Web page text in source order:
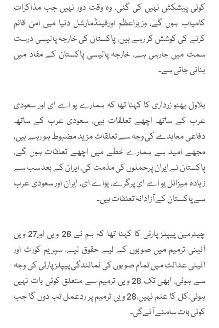
کوئی پیشکش نہیں کی گئی، وہ وقت دور نہیں جب مذاکرات
کامیاب ہوں گے، وزیراعظم اورفیلڈمارشل دنیا میں امن قائم
کرنے کی کوشش کر رہے ہیں، پاکستان کی خارجہ پالیسی درست
سمت میں جارہی ہے، خارجہ پالیسی پاکستان کے مفاد میں
بنائی جاتی ہے۔
بلاول بھٹو زرداری کا کہنا تھا کہ ہمارے یو اے ای اور سعودی
عرب کے ساتھ اچھے تعلقات ہیں، سعودی عرب کے ساتھ
دفاعی معاہدے کی وجہ سے تعلقات مزید مضبوط ہو رہے ہیں،
مجھے امید ہے ہمارے خطے میں اچھے تعلقات ہوں گے،
پاکستان نے ایران پرحملوں کی مذمت کی، ایران کے بعد سب سے
زیادہ میزائل یو اے ای پرگرے، یواے ای، ایران اور سعودی عرب
سے پاکستان کے آزادانہ تعلقات ہیں۔
چیئرمین پیپلز پارٹی کا کہنا تھا کہ ہم نے 26 ویں اور27 ویں
آئینی ترمیم میں صوبوں کے لیے حقوق لیے، سپریم کورٹ اور
آئینی عدالت میں تمام صوبوں کی نمائندگی پیپلزپارٹی کی وجہ
سے ہوئی، ابھی تک 28 ویں ترمیم سے متعلق کوئی بات نہیں
ہوئی،کل کا علم نہیں،28 ویں ترمیم پر ردعمل تب دوں گا جب
کوئی بات سامنے آئےگی۔